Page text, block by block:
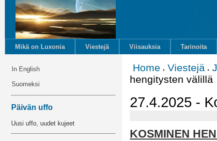
Mikä on Luxonia Viestejä Viisauksia Tarinoita
In English
Suomeksi
Päivän uffo
Uusi uffo, uudet kujeet
Home Viestejä
hengitysten välillä
27.4.2025 -
KOSMINEN